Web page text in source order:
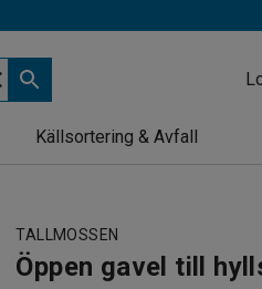
Källsortering & Avfall
TALLMOSSEN
Öppen gavel till